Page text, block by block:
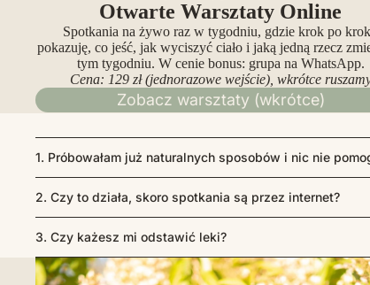
Otwarte Warsztaty Online
Spotkania na żywo raz w tygodniu, gdzie krok po
pokazuję, co jeść, jak wyciszyć ciało i jaką jedną rzecz
tym tygodniu. W cenie bonus: grupa na WhatsApp.
Cena: 129 zł (jednorazowe wejście), wkrótce
Zobacz warsztaty (wkrótce)
1. Próbowałam już naturalnych sposobów i nic nie
2. Czy to działa, skoro spotkania są przez internet?
3. Czy każesz mi odstawić leki?